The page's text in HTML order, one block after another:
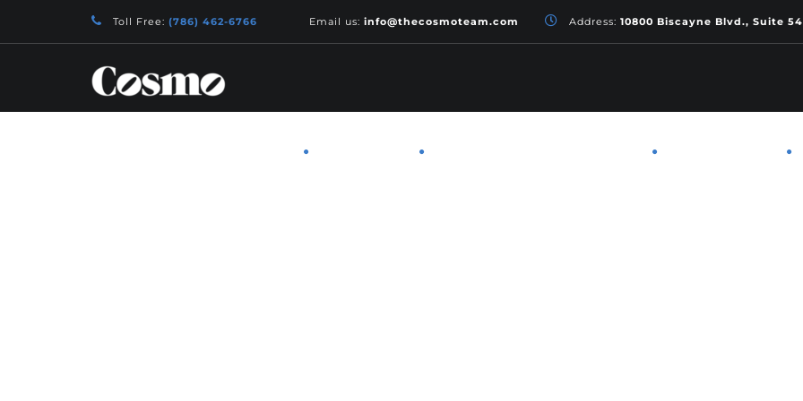
Toll Free: (786) 462-6766 Email us: info@thecosmoteam.com Address: 10800 Biscayne Blvd., Suite